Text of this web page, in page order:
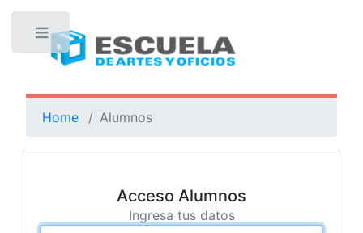
Home Alumnos
Acceso Alumnos
Ingresa tus datos
Toggle